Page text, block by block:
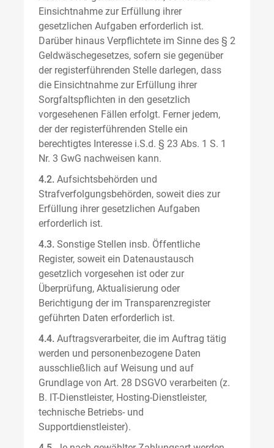
Einsichtnahme zur Erfüllung ihrer
gesetzlichen Aufgaben erforderlich ist.
Darüber hinaus Verpflichtete im Sinne des § 2
Geldwäschegesetzes, sofern sie gegenüber
der registerführenden Stelle darlegen, dass
die Einsichtnahme zur Erfüllung ihrer
Sorgfaltspflichten in den gesetzlich
vorgesehenen Fällen erfolgt. Ferner jedem,
der der registerführenden Stelle ein
berechtigtes Interesse i.S.d. § 23 Abs. 1 S. 1
Nr. 3 GwG nachweisen kann.
4.2. Aufsichtsbehörden und
Strafverfolgungsbehörden, soweit dies zur
Erfüllung ihrer gesetzlichen Aufgaben
erforderlich ist.
4.3. Sonstige Stellen insb. Öffentliche
Register, soweit ein Datenaustausch
gesetzlich vorgesehen ist oder zur
Überprüfung, Aktualisierung oder
Berichtigung der im Transparenzregister
geführten Daten erforderlich ist.
4.4. Auftragsverarbeiter, die im Auftrag tätig
werden und personenbezogene Daten
ausschließlich auf Weisung und auf
Grundlage von Art. 28 DSGVO verarbeiten (z.
B. IT-Dienstleister, Hosting-Dienstleister,
technische Betriebs- und
Supportdienstleister).